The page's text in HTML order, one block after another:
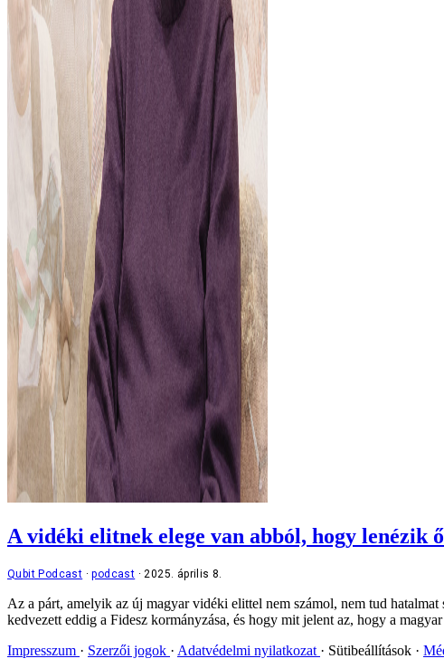
A vidéki elitnek elege van abból, hogy
Qubit Podcast podcast 2025. április 8.
Az a párt, amelyik az új magyar vidéki elittel nem számol, nem tud
kedvezett eddig a Fidesz kormányzása, és hogy mit jelent az, hogy a
Impresszum
Szerzői jogok Adatvédelmi nyilatkozat Sütibeállítások